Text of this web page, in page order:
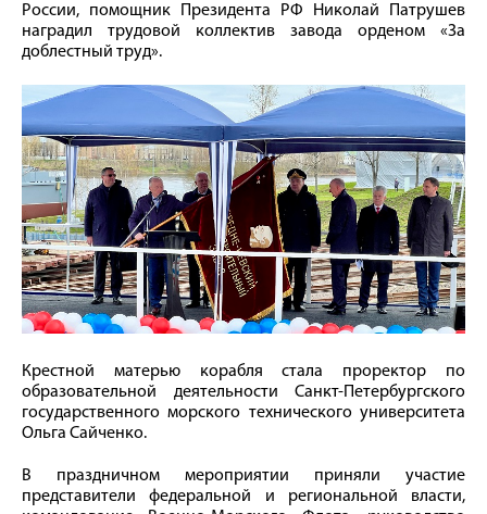
России, помощник Президента РФ Николай Патрушев
наградил трудовой коллектив завода орденом «За
доблестный труд».
Крестной матерью корабля стала проректор по
образовательной деятельности Санкт-Петербургского
государственного морского технического университета
Ольга Сайченко.
В праздничном мероприятии приняли участие
представители федеральной и региональной власти,